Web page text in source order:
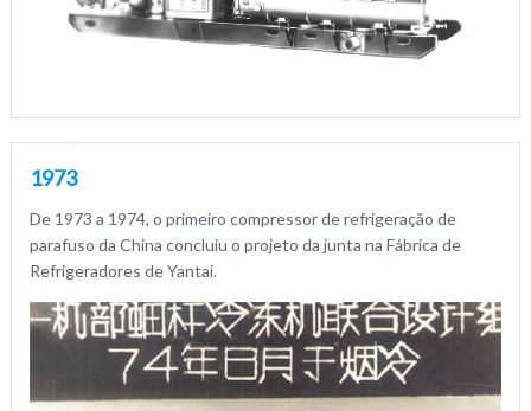
1973
De 1973 a 1974, o primeiro compressor de refrigeração de
parafuso da China concluiu o projeto da junta na Fábrica de
Refrigeradores de Yantai.